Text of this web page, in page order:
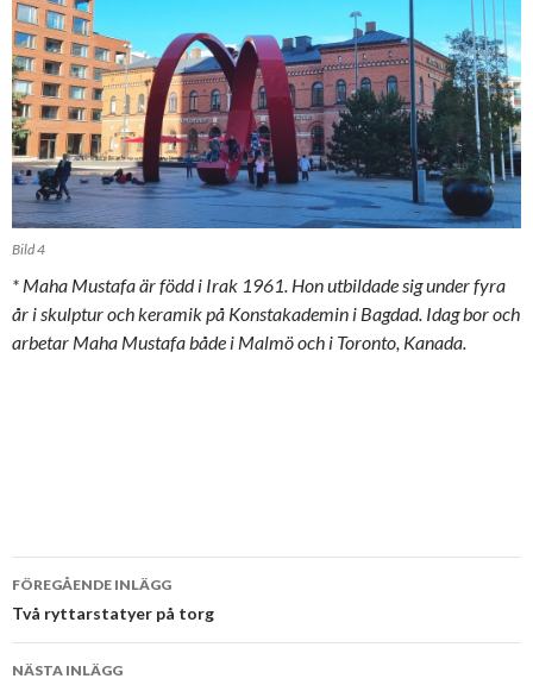
Bild 4
* Maha Mustafa är född i Irak 1961. Hon utbildade sig under fyra
år i skulptur och keramik på Konstakademin i Bagdad. Idag bor och
arbetar Maha Mustafa både i Malmö och i Toronto, Kanada.
Inläggsnavigering
FÖREGÅENDE INLÄGG
Två ryttarstatyer på torg
NÄSTA INLÄGG